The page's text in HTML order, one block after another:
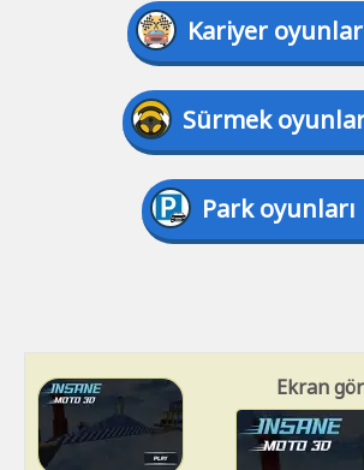
Kariyer
Sürmek
Park oyunları
Ekran